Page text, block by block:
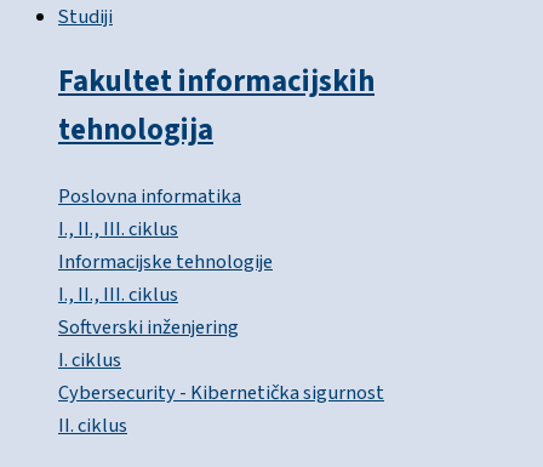
Studiji
Fakultet informacijskih
tehnologija
Poslovna informatika
I., II., III. ciklus
Informacijske tehnologije
I., II., III. ciklus
Softverski inženjering
I. ciklus
Cybersecurity - Kibernetička sigurnost
II. ciklus